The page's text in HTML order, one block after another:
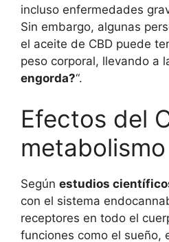
incluso enfermedades
Sin embargo, algunas
el aceite de CBD puede
peso corporal, llevando a
engorda?“.
Efectos del
metabolismo
Según estudios
con el sistema
receptores en todo el
funciones como el sueño,